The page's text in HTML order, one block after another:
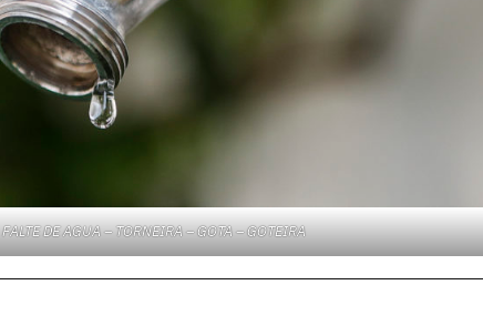
FALTE DE AGUA – TORNEIRA – GOTA – GOTEIRA